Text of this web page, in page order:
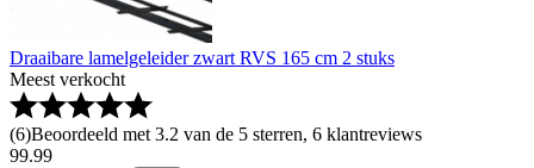
Draaibare lamelgeleider zwart RVS 165 cm 2 stuks
Meest verkocht
(6)Beoordeeld met 3.2 van de 5 sterren, 6 klantreviews
99.99